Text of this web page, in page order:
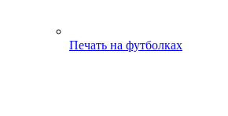
Печать на футболках